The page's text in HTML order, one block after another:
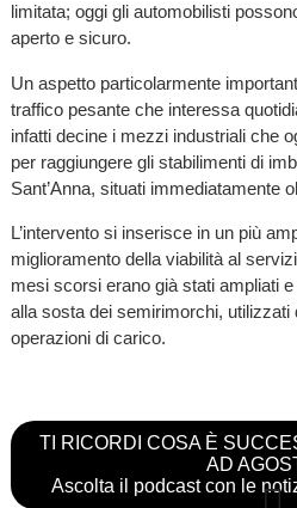
limitata; oggi gli automobilisti
aperto e sicuro.
Un aspetto particolarmente
traffico pesante che interessa
infatti decine i mezzi industriali che
per raggiungere gli stabilimenti di
Sant’Anna, situati immediatamente
L’intervento si inserisce in un più
miglioramento della viabilità al
mesi scorsi erano già stati ampliati
alla sosta dei semirimorchi, utilizzati
operazioni di carico.
TI RICORDI COSA È
AD
Ascolta il podcast con le